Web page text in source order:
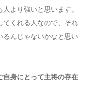
より強いと思います。
てくれる人なので、それ
るんじゃないかなと思い
自身にとって主将の存在